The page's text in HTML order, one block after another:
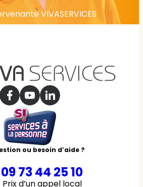
VIVASERVICES
ou besoin d’aide ?
09 73 44 25 10
Prix d’un appel local